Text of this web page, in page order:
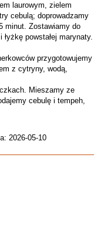
laurowym, zielem
cebulą; doprowadzamy
minut. Zostawiamy do
powstałej marynaty.
przygotowujemy
z cytryny, wodą,
Mieszamy ze
cebulę i tempeh,
2026-05-10